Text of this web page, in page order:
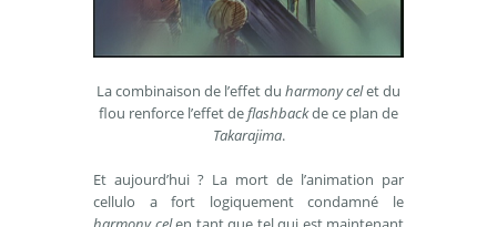
La combinaison de l’effet du harmony celet du
flou renforce l’effet deflashbackde ce plan de
Takarajima.
Et aujourd’hui ? La mort de l’animation par
cellulo a fort logiquement condamné le